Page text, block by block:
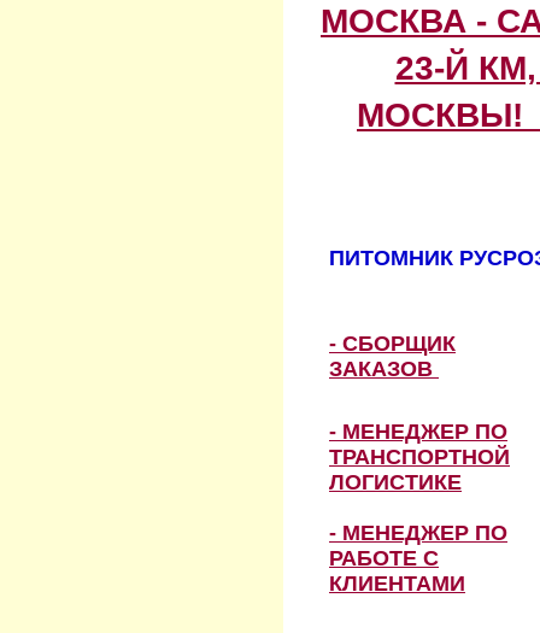
МОСКВА -
23-Й
МОСКВЫ!
ПИТОМНИК
- СБОРЩИК
ЗАКАЗОВ
- МЕНЕДЖЕР ПО
ТРАНСПОРТНОЙ
ЛОГИСТИКЕ
- МЕНЕДЖЕР ПО
РАБОТЕ С
КЛИЕНТАМИ